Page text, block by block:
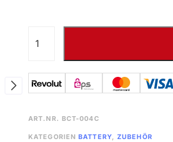
ART.NR. BCT-004C
KATEGORIEN BATTERY,ZUBEHÖR